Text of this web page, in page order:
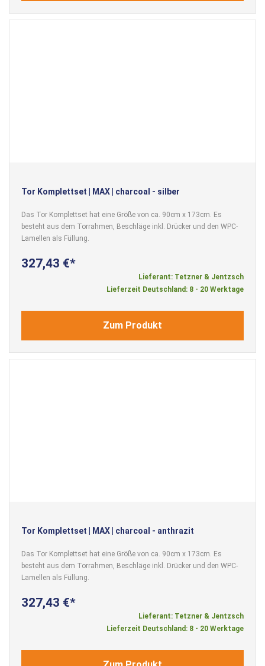
Tor Komplettset | MAX | charcoal - silber
Das Tor Komplettset hat eine Größe von ca. 90cm x 173cm. Es
besteht aus dem Torrahmen, Beschläge inkl. Drücker und den WPC-
Lamellen als Füllung.
327,43 €
Lieferant: Tetzner & Jentzsch
Lieferzeit Deutschland: 8 - 20 Werktage
Zum Produkt
Tor Komplettset | MAX | charcoal - anthrazit
Das Tor Komplettset hat eine Größe von ca. 90cm x 173cm. Es
besteht aus dem Torrahmen, Beschläge inkl. Drücker und den WPC-
Lamellen als Füllung.
327,43 €
Lieferant: Tetzner & Jentzsch
Lieferzeit Deutschland: 8 - 20 Werktage